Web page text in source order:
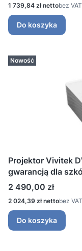
Cena
1 739,84 zł bez VAT
Do koszyka
Nowość
Projektor Vivitek
gwarancją dla
Cena
2 490,00 zł
Cena
2 024,39 zł bez VAT
Do koszyka